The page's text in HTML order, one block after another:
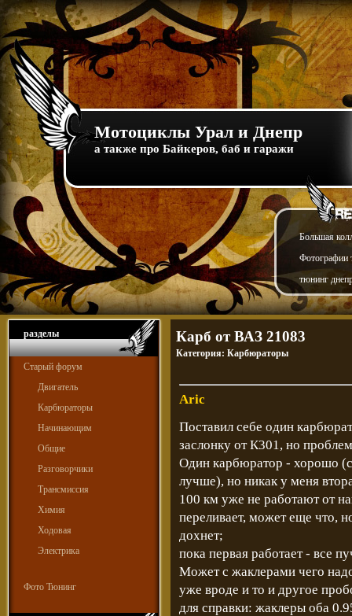
Мотоциклы Урал и Днепр
а также про Байкеров, баб и гаражи
Большая
Фотографии
тюнинг
разделы
Старый форум
Двигатель
Карбюраторы
Начинающим
Общие
Разговорчики
Трансмиссия
Химия
Ходовая
Электрика
Фото Тюнинг
Карб от ВАЗ 21083
Категория: Карбюраторы
Aric
Поставил себе один
заслонку от К301, но
Один карбюратор - хорошо
лучше), но никак у меня
100 км уже не работают от
переливает, может еще что,
дохнет;
пока первая работает - все
Может с жаклерами чего
уже вроде и то и другое
для справки: жаклеры оба